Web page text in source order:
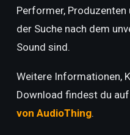
Performer,
der Suche nach dem
Sound sind.
Weitere Informationen,
Download findest du
von AudioThing.